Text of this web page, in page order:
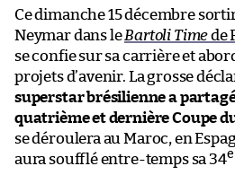
Ce dimanche 15 décembre
Neymar dans leBartoli Timede
se confie sur sa carrière et
projets d’avenir. La grosse
superstar brésilienne a
quatrième et dernière Coupe
se déroulera au Maroc, en
aura soufflé entre-temps sa 34e